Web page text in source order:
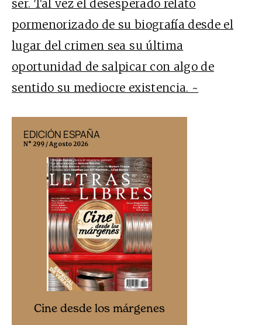
ser. Tal vez el desesperado relato
pormenorizado de su biografía desde el
lugar del crimen sea su última
oportunidad de salpicar con algo de
sentido su mediocre existencia. ~
EDICIÓN ESPAÑA
N° 299 / Agosto 2026
Cine desde los márgenes